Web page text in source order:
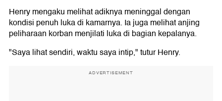
Henry mengaku melihat adiknya meninggal dengan
kondisi penuh luka di kamarnya. Ia juga melihat anjing
peliharaan korban menjilati luka di bagian kepalanya.
"Saya lihat sendiri, waktu saya intip," tutur Henry.
ADVERTISEMENT